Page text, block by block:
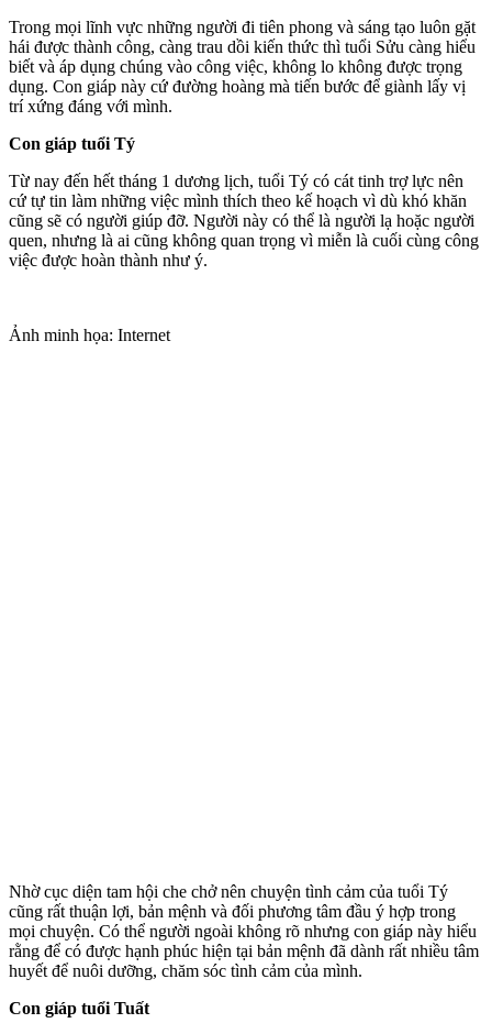
Trong mọi lĩnh vực những người đi tiên phong và sáng tạo luôn gặt
hái được thành công, càng trau dồi kiến thức thì tuổi Sửu càng hiểu
biết và áp dụng chúng vào công việc, không lo không được trọng
dụng. Con giáp này cứ đường hoàng mà tiến bước để giành lấy vị
trí xứng đáng với mình.
Con giáp tuổi Tý
Từ nay đến hết tháng 1 dương lịch, tuổi Tý có cát tinh trợ lực nên
cứ tự tin làm những việc mình thích theo kế hoạch vì dù khó khăn
cũng sẽ có người giúp đỡ. Người này có thể là người lạ hoặc người
quen, nhưng là ai cũng không quan trọng vì miễn là cuối cùng công
việc được hoàn thành như ý.
Ảnh minh họa: Internet
Nhờ cục diện tam hội che chở nên chu‌yện tìn‌h cảm của tuổi Tý
cũng rất thuận lợi, bản mệnh và đối phương tâm đầu ý hợp trong
mọi chuyện. Có thể người ngoài không rõ nhưng con giáp này hiểu
rằng để có được hạnh phúc hiện tại bản mệnh đã dành rất nhiều tâm
huyết để nuôi dưỡng, chăm sóc tình cảm của mình.
Con giáp tuổi Tuất